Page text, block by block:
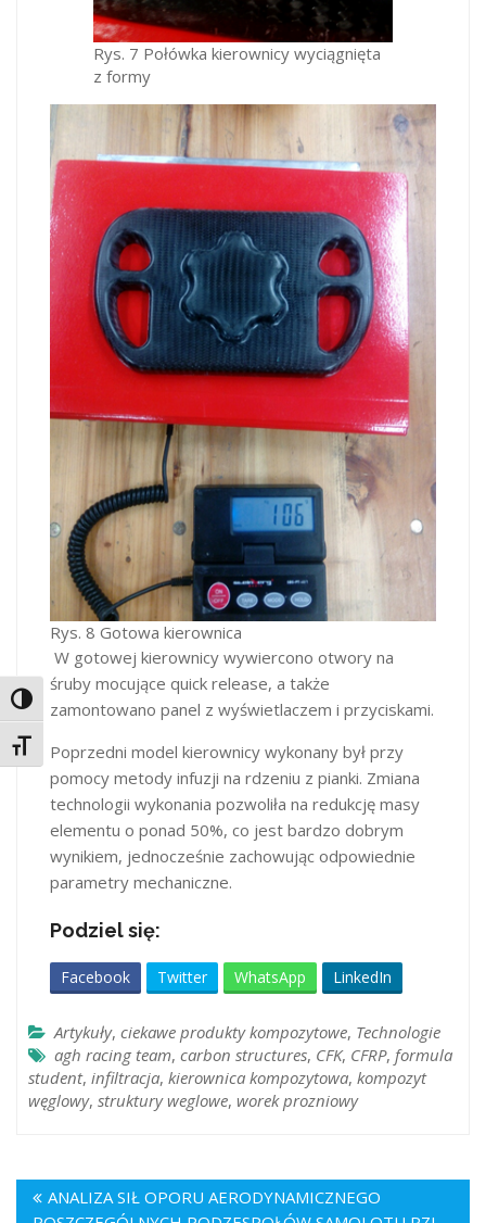
Toggle High Contrast
Toggle Font size
Rys. 7 Połówka kierownicy wyciągnięta
z formy
Rys. 8 Gotowa kierownica
W gotowej kierownicy wywiercono otwory na
śruby mocujące quick release, a także
zamontowano panel z wyświetlaczem i przyciskami.
Poprzedni model kierownicy wykonany był przy
pomocy metody infuzji na rdzeniu z pianki. Zmiana
technologii wykonania pozwoliła na redukcję masy
elementu o ponad 50%, co jest bardzo dobrym
wynikiem, jednocześnie zachowując odpowiednie
parametry mechaniczne.
Podziel się:
Facebook Twitter WhatsApp LinkedIn
Artykuły, ciekawe produkty kompozytowe, Technologie
agh racing team, carbon structures, CFK, CFRP, formula
student, infiltracja, kierownica kompozytowa, kompozyt
węglowy, struktury weglowe, worek prozniowy
ANALIZA SIŁ OPORU AERODYNAMICZNEGO